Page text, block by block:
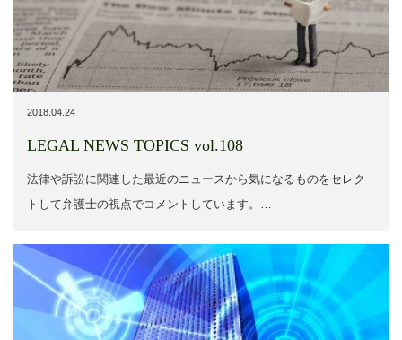
2018.04.24
LEGAL NEWS TOPICS vol.108
法律や訴訟に関連した最近のニュースから気になるものをセレク
トして弁護士の視点でコメントしています。…